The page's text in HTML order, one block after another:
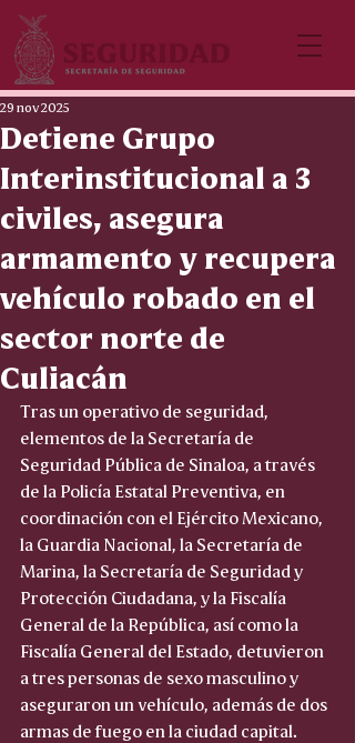
Detiene Grupo
Interinstitucional a 3
civiles, asegura
armamento y recupera
vehículo robado en el
sector norte de
Culiacán
29 nov 2025
Tras un operativo de seguridad,
elementos de la Secretaría de
Seguridad Pública de Sinaloa, a través
de la Policía Estatal Preventiva, en
coordinación con el Ejército Mexicano,
la Guardia Nacional, la Secretaría de
Marina, la Secretaría de Seguridad y
Protección Ciudadana, y la Fiscalía
General de la República, así como la
Fiscalía General del Estado, detuvieron
a tres personas de sexo masculino y
aseguraron un vehículo, además de dos
armas de fuego en la ciudad capital.